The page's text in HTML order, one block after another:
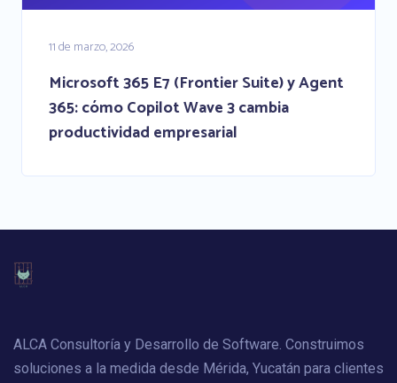
11 de marzo, 2026
Microsoft 365 E7 (Frontier Suite) y Agent
365: cómo Copilot Wave 3 cambia
productividad empresarial
ALCA Consultoría y Desarrollo de Software. Construimos
soluciones a la medida desde Mérida, Yucatán para clientes